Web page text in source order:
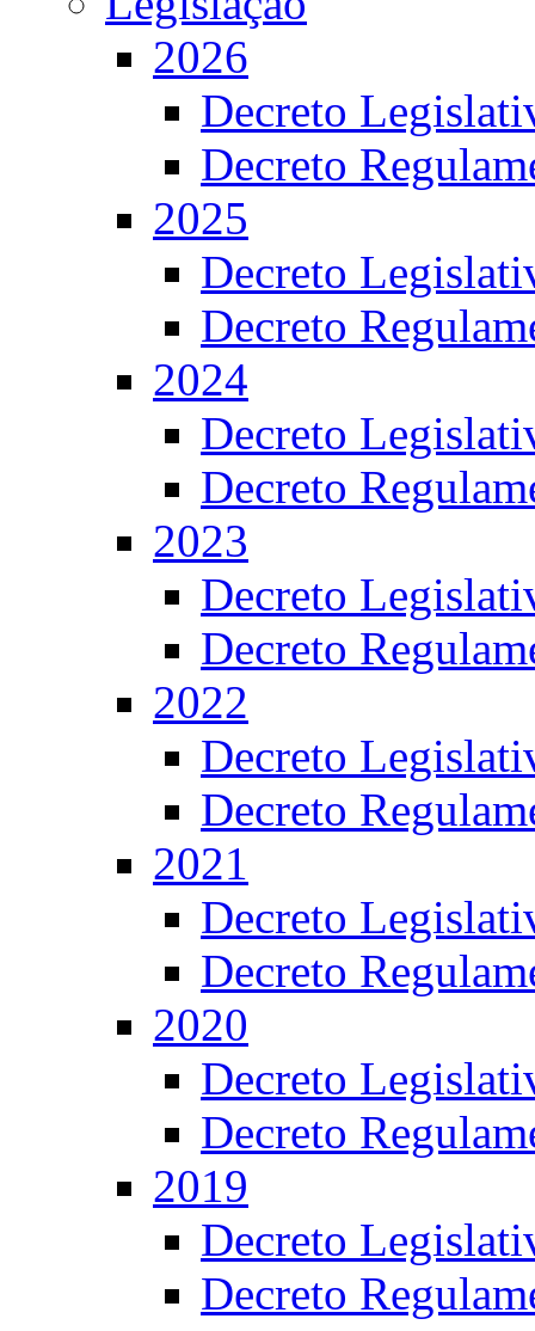
2026
Decreto
Decreto
2025
Decreto
Decreto
2024
Decreto
Decreto
2023
Decreto
Decreto
2022
Decreto
Decreto
2021
Decreto
Decreto
2020
Decreto
Decreto
2019
Decreto
Decreto